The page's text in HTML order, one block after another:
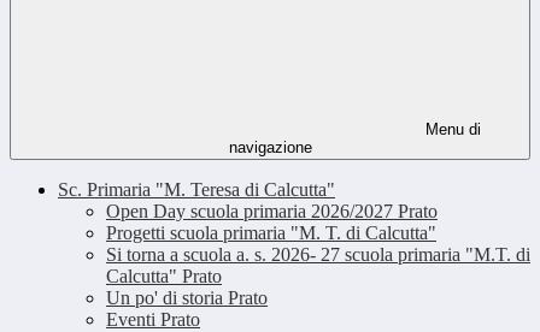
Menu di
navigazione
Sc. Primaria "M. Teresa di Calcutta"
Open Day scuola primaria 2026/2027 Prato
Progetti scuola primaria "M. T. di Calcutta"
Si torna a scuola a. s. 2026- 27 scuola primaria "M.T. di
Calcutta" Prato
Un po' di storia Prato
Eventi Prato